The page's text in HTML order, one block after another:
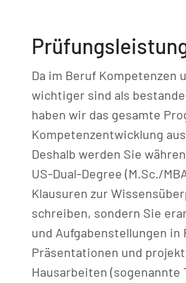
Da im Beruf Kompetenzen
wichtiger sind als
haben wir das gesamte
Kompetenzentwicklung
Deshalb werden Sie
US-Dual-Degree (M.Sc./
Klausuren zur
schreiben, sondern Sie
und Aufgabenstellungen in
Präsentationen und
Hausarbeiten (sogenannte